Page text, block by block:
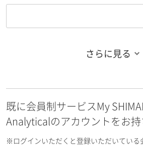
お名前フリガナ（名）
さらに見る
既に会員制サービスMy
Analyticalのアカウントをお持
※ログインいただくと登録いただいている